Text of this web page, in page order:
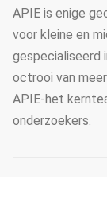
APIE is enige
voor kleine en
gespecialiseerd
octrooi van
APIE-het
onderzoekers.